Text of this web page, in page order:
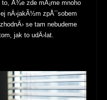
Å¾e zde mÃ¡me mnoho
nÄ›jakÃ½m zpÅ¯sobem
se tam nebudeme
jak to udÄ›lat.